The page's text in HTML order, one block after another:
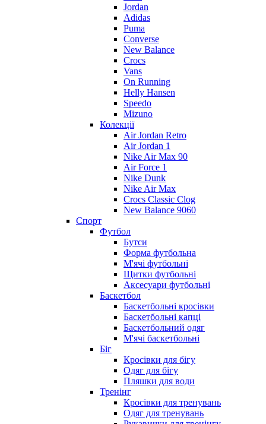
Jordan
Adidas
Puma
Converse
New Balance
Crocs
Vans
On Running
Helly Hansen
Speedo
Mizuno
Колекції
Air Jordan Retro
Air Jordan 1
Nike Air Max 90
Air Force 1
Nike Dunk
Nike Air Max
Crocs Classic Clog
New Balance 9060
Спорт
Футбол
Бутси
Форма футбольна
М'ячі футбольні
Щитки футбольні
Аксесуари футбольні
Баскетбол
Баскетбольні кросівки
Баскетбольні капці
Баскетбольний одяг
М'ячі баскетбольні
Біг
Кросівки для бігу
Одяг для бігу
Пляшки для води
Тренінг
Кросівки для тренувань
Одяг для тренувань